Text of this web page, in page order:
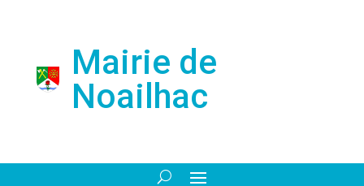
Mairie de
Noailhac